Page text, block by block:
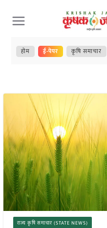
Skip
to
content
होम ई-पेपर कृषि समाचार
राज्य कृषि समाचार (STATE NEWS)